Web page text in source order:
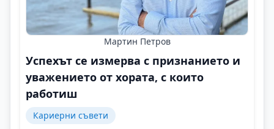
Мартин Петров
Успехът се измерва с признанието и
уважението от хората, с които
работиш
Кариерни съвети